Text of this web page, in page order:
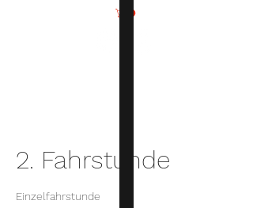
2. Fahrstunde
Einzelfahrstunde